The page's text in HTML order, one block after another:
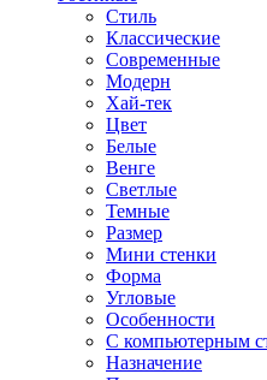
Стиль
Классические
Современные
Модерн
Хай-тек
Цвет
Белые
Венге
Светлые
Темные
Размер
Мини стенки
Форма
Угловые
Особенности
С компьютерным
Назначение